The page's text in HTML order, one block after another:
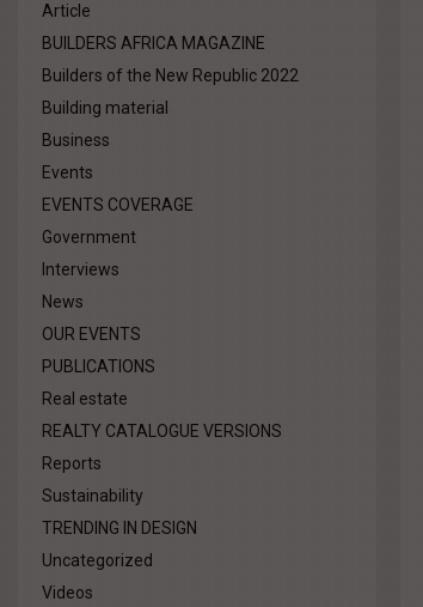
Article
BUILDERS AFRICA MAGAZINE
Builders of the New Republic 2022
Building material
Business
Events
EVENTS COVERAGE
Government
Interviews
News
OUR EVENTS
PUBLICATIONS
Real estate
REALTY CATALOGUE VERSIONS
Reports
Sustainability
TRENDING IN DESIGN
Uncategorized
Videos